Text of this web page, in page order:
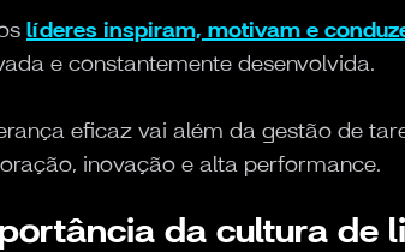
líderes inspiram, motivam e
e constantemente desenvolvida.
eficaz vai além da gestão de
inovação e alta performance.
da cultura de